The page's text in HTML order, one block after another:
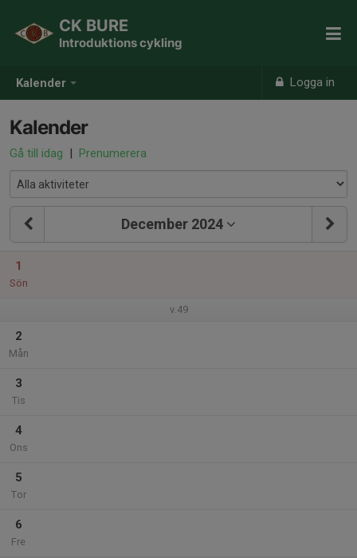
Kalender Logga in
CK BURE
Introduktions cykling
Kalender
Gå till idag | Prenumerera
December 2024
1
Sön
v.49
2
Mån
3
Tis
4
Ons
5
Tor
6
Fre